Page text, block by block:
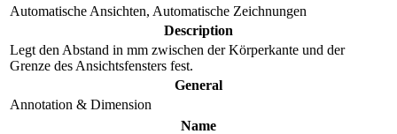
Automatische Ansichten, Automatische Zeichnungen
Description
Legt den Abstand in mm zwischen der Körperkante und der
Grenze des Ansichtsfensters fest.
General
Annotation & Dimension
Name